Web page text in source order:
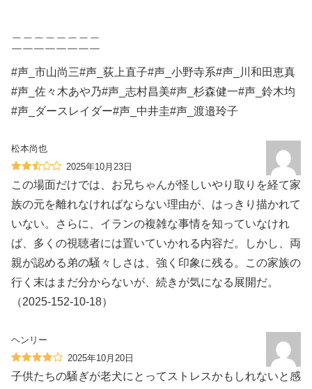
￣￣￣￣￣￣￣￣
#声_市山尚三#声_荻上直子#声_小野寺系#声_川和田恵真
#声_佐々木あや乃#声_志村昌美#声_杉森健一#声_鈴木均
#声_ダースレイダー#声_中井圭#声_渡邉玲子
松本尚也
2025年10月23日
この場面だけでは、お兄ちゃんが怪しいやり取りを経て家
族の元を離れなければならない理由が、はっきり描かれて
いない。さらに、イランの複雑な事情を知っていなけれ
ば、多くの視聴者には置いていかれる内容だ。しかし、両
親が認める弟の騒々しさは、強く印象に残る。この家族の
行く末はまだ分からないが、続きが気になる展開だ。
（2025-152-10-18）
ヘンリー
2025年10月20日
子供たちの騒ぎが老犬にとってストレスかもしれないと感